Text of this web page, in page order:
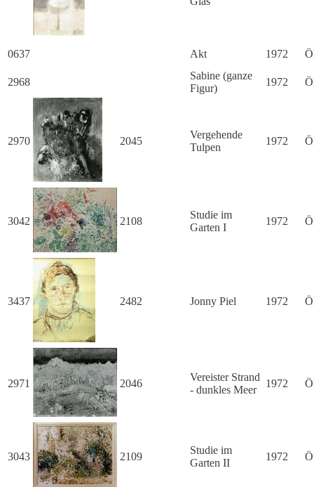
0637 Akt 1972
2968
Sabine (ganze
Figur)
1972
2970 2045
Vergehende
Tulpen
1972
3042 2108
Studie im
Garten I
1972
3437 2482 Jonny Piel 1972
2971 2046
Vereister Strand
- dunkles Meer
1972
3043 2109
Studie im
Garten II
1972